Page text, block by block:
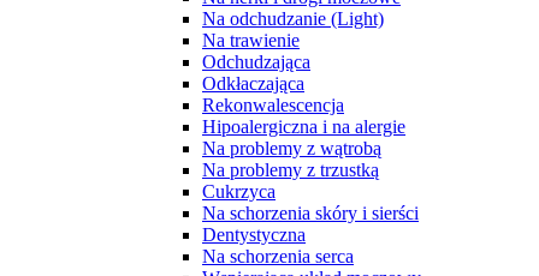
Na odchudzanie (Light)
Na trawienie
Odchudzająca
Odkłaczająca
Rekonwalescencja
Hipoalergiczna i na alergie
Na problemy z wątrobą
Na problemy z trzustką
Cukrzyca
Na schorzenia skóry i sierści
Dentystyczna
Na schorzenia serca